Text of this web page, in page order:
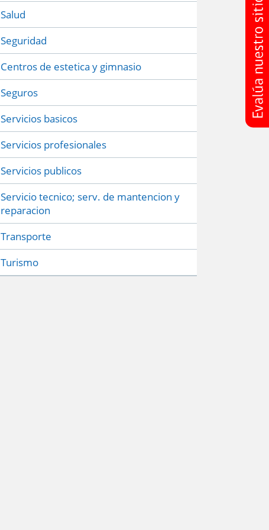
Salud
Seguridad
Centros de estetica y gimnasio
Seguros
Servicios basicos
Servicios profesionales
Servicios publicos
Servicio tecnico; serv. de mantencion y
reparacion
Transporte
Turismo